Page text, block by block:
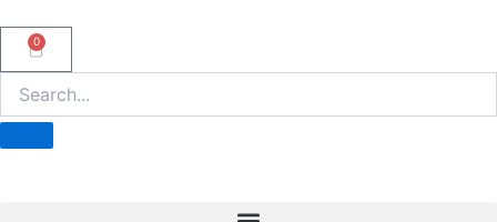
0
Carrito